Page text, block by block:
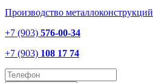
Производство металлоконструкций
+7 (903) 576-00-34
+7 (903) 108 17 74